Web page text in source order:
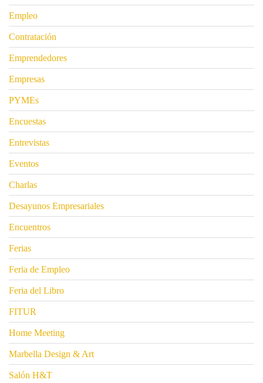
Empleo
Contratación
Emprendedores
Empresas
PYMEs
Encuestas
Entrevistas
Eventos
Charlas
Desayunos Empresariales
Encuentros
Ferias
Feria de Empleo
Feria del Libro
FITUR
Home Meeting
Marbella Design & Art
Salón H&T